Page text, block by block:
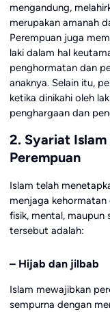
mengandung,
merupakan amanah
Perempuan juga
laki dalam hal
penghormatan dan
anaknya. Selain itu,
ketika dinikahi oleh
penghargaan dan
2. Syariat
Perempuan
Islam telah
menjaga kehormatan
fisik, mental, maupun
tersebut adalah:
– Hijab dan jilbab
Islam mewajibkan
sempurna dengan